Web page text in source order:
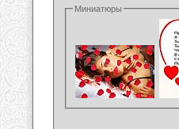
Миниатюры